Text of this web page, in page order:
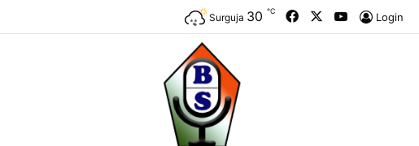
Surguja 30 ℃ FacebookYouTube
Login